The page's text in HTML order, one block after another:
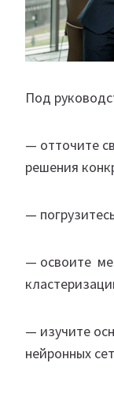
Под
— отточите
решения
—
— освоите
— изучите
нейронных